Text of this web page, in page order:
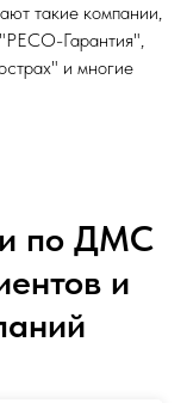
такие компании,
Гарантия",
и многие
по ДМС
и